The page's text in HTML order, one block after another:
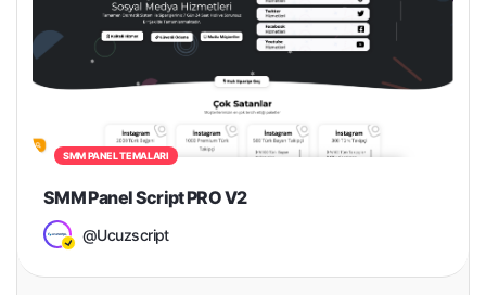
SMM PANEL TEMALARI
SMM Panel Script PRO V2
@Ucuzscript